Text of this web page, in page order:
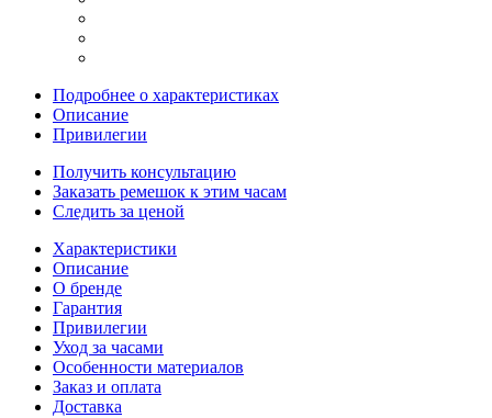
Подробнее о характеристиках
Описание
Привилегии
Получить консультацию
Заказать ремешок к этим часам
Следить за ценой
Характеристики
Описание
О бренде
Гарантия
Привилегии
Уход за часами
Особенности материалов
Заказ и оплата
Доставка